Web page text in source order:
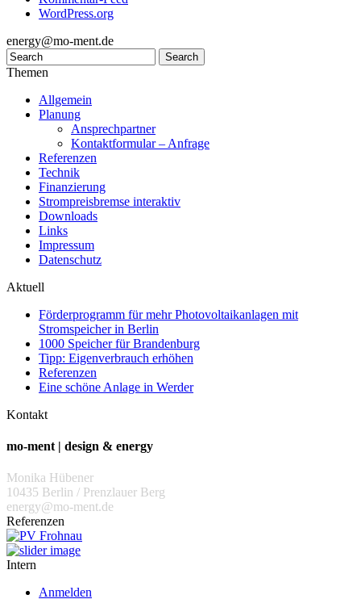
WordPress.org
energy@mo-ment.de
Themen
Allgemein
Planung
Ansprechpartner
Kontaktformular – Anfrage
Referenzen
Technik
Finanzierung
Strompreisbremse interaktiv
Downloads
Links
Impressum
Datenschutz
Aktuell
Förderprogramm für mehr Photovoltaikanlagen mit
Stromspeicher in Berlin
1000 Speicher für Brandenburg
Tipp: Eigenverbrauch erhöhen
Referenzen
Eine schöne Anlage in Werder
Kontakt
mo-ment | design & energy
Monika Hübener
10435 Berlin / Prenzlauer Berg
energy@mo-ment.de
Referenzen
Intern
Anmelden